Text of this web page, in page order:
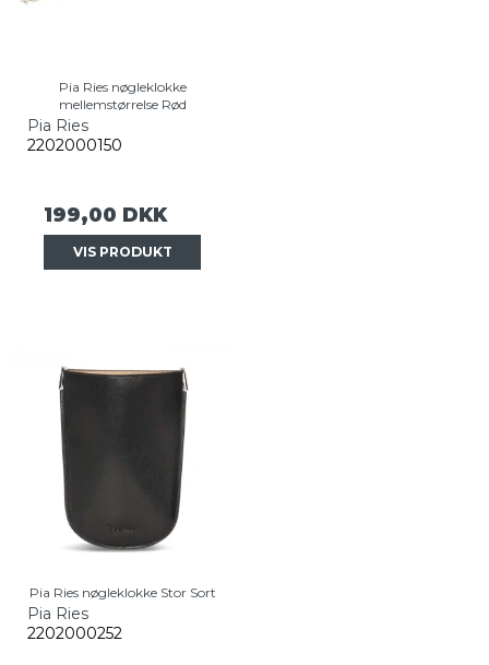
Pia Ries nøgleklokke
mellemstørrelse Rød
Pia Ries
2202000150
199,00 DKK
VIS PRODUKT
Pia Ries nøgleklokke Stor Sort
Pia Ries
2202000252